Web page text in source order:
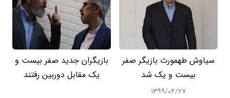
سیاوش طهمورث بازیگر صفر
بیست و یک شد
۱۳۹۹/۰۴/۲۷
بازیگران جدید صفر بیست و
یک مقابل دوربین رفتند